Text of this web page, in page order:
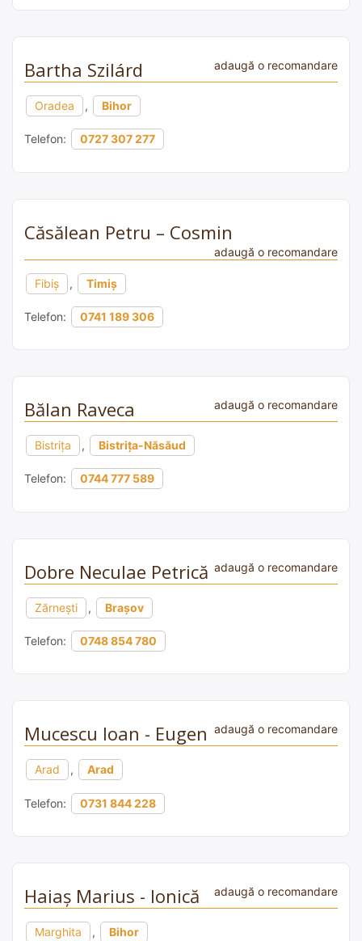
Bartha Szilárd adaugă o recomandare
Oradea , Bihor
Telefon: 0727 307 277
Căsălean Petru – Cosmin
adaugă o recomandare
Fibiș , Timiș
Telefon: 0741 189 306
Bălan Raveca adaugă o recomandare
Bistrița , Bistrița-Năsăud
Telefon: 0744 777 589
Dobre Neculae Petrică adaugă o recomandare
Zărnești , Brașov
Telefon: 0748 854 780
Mucescu Ioan - Eugen adaugă o recomandare
Arad , Arad
Telefon: 0731 844 228
Haiaș Marius - Ionică adaugă o recomandare
Marghita , Bihor